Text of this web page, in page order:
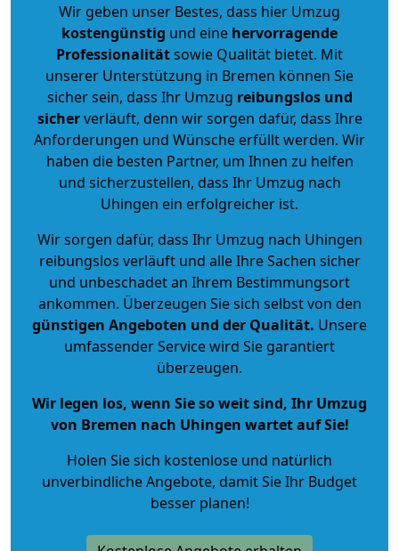
Wir geben unser Bestes, dass hier Umzug
kostengünstig und eine hervorragende
Professionalitätsowie Qualität bietet. Mit
unserer Unterstützung in Bremen können Sie
sicher sein, dass Ihr Umzug reibungslos und
sicherverläuft, denn wir sorgen dafür, dass Ihre
Anforderungen und Wünsche erfüllt werden. Wir
haben die besten Partner, um Ihnen zu helfen
und sicherzustellen, dass Ihr Umzug nach
Uhingen ein erfolgreicher ist.
Wir sorgen dafür, dass Ihr Umzug nach Uhingen
reibungslos verläuft und alle Ihre Sachen sicher
und unbeschadet an Ihrem Bestimmungsort
ankommen. Überzeugen Sie sich selbst von den
günstigen Angeboten und der Qualität. Unsere
umfassender Service wird Sie garantiert
überzeugen.
Wir legen los, wenn Sie so weit sind, Ihr Umzug
von Bremen nach Uhingen wartet auf Sie!
Holen Sie sich kostenlose und natürlich
unverbindliche Angebote, damit Sie Ihr Budget
besser planen!